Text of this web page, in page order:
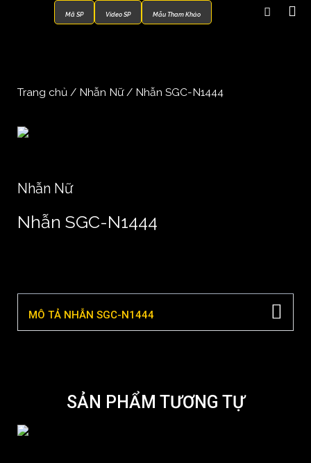
Mã SP Video SP Mẫu Tham Khảo
Trang chủ / Nhẫn Nữ/ Nhẫn SGC-N1444
Nhẫn Nữ
Nhẫn SGC-N1444
MÔ TẢ NHẪN SGC-N1444
SẢN PHẨM TƯƠNG TỰ